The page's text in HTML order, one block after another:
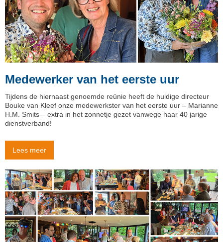
Medewerker van het eerste uur
Tijdens de hiernaast genoemde reünie heeft de huidige directeur
Bouke van Kleef onze medewerkster van het eerste uur – Marianne
H.M. Smits – extra in het zonnetje gezet vanwege haar 40 jarige
dienstverband!
Lees meer